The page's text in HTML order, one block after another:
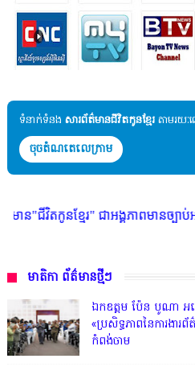
ទំនាក់ទំនង​​ សារព័ត៌មានជីវិតកូនខ្មែរ តាមរយៈ
ចុចតំណតេលេក្រាម
ែរ" ជាអង្គភាពមានច្បាប់អនុញ្ញាតិដោ
មាតិកា ព័ត៌មានថ្មីៗ
ឯកឧត្តម ប៉ែន បូណា អ
«ប្រសិទ្ធភាពនៃការងា
កំពង់ចាម